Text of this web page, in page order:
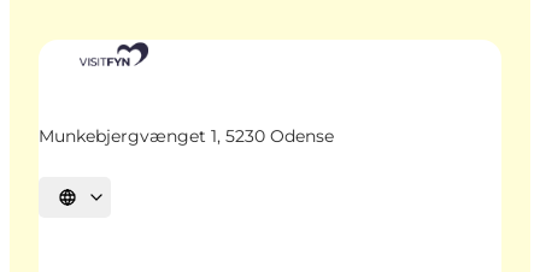
Munkebjergvænget 1, 5230 Odense
Vælg sprog